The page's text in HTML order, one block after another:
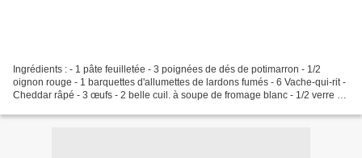
Ingrédients : - 1 pâte feuilletée - 3 poignées de dés de potimarron - 1/2
oignon rouge - 1 barquettes d'allumettes de lardons fumés - 6 Vache-qui-rit -
Cheddar râpé - 3 œufs - 2 belle cuil. à soupe de fromage blanc - 1/2 verre de